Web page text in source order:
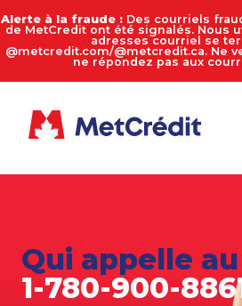
Alerte à la fraude : Des courriels
de MetCredit ont été signalés. Nous
adresses courriel se
@metcredit.com/@metcredit.ca. Ne
ne répondez pas aux
Qui appelle au
1-780-900-